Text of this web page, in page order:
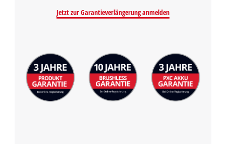
visitor. The website owner needs to setup
Powered by
Usercentrics Consent
Management Platform
Jetzt zur Garantieverlängerung anmelden